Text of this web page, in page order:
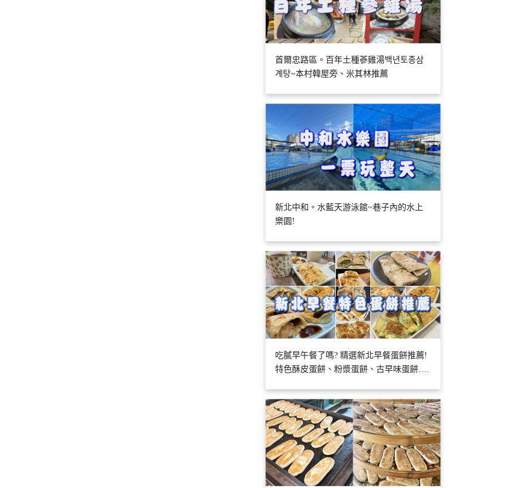
首爾忠路區。百年土種蔘雞湯백년토종삼
계탕~本村韓屋旁、米其林推薦
新北中和。水藍天游泳館~巷子內的水上
樂園!
吃膩早午餐了嗎? 精選新北早餐蛋餅推薦!
特色酥皮蛋餅、粉漿蛋餅、古早味蛋餅….